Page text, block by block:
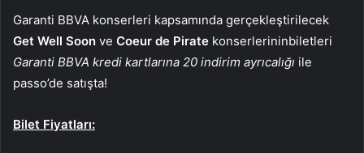
Garanti BBVA konserleri kapsamında gerçekleştirilecek
Get Well Soon ve Coeur de Pirate konserlerininbiletleri
Garanti BBVA kredi kartlarına 20 indirim ayrıcalığı ile
passo’de satışta!
Bilet Fiyatları: